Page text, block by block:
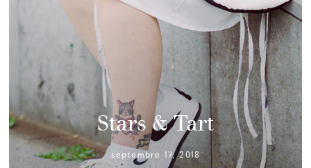
Stars & Tart
septembre 17, 2018